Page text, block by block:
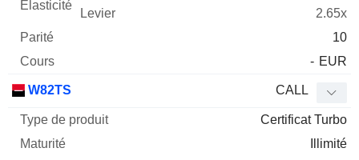
2.65x
10
- EUR
W82TS CALL
Certificat Turbo
Illimité